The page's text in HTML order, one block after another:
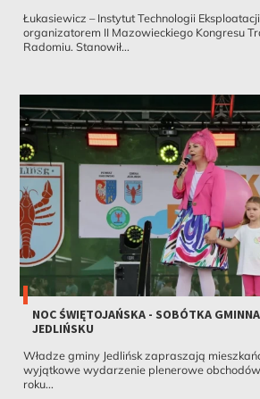
Łukasiewicz – Instytut Technologii
organizatorem II Mazowieckiego Kongresu
Radomiu. Stanowił...
NOC ŚWIĘTOJAŃSKA - SOBÓTKA
JEDLIŃSKU
Władze gminy Jedlińsk zapraszają
wyjątkowe wydarzenie plenerowe
roku...